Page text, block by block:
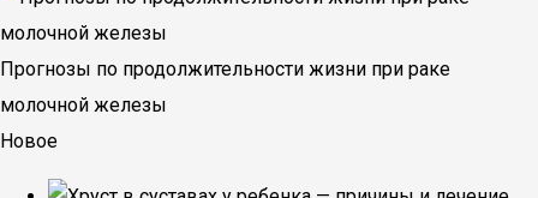
Прогнозы по продолжительности жизни при раке
молочной железы
Новое